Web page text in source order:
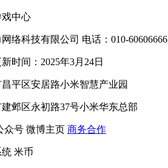
中心
络科技有限公司 电话：010-60606666
时间：2025年3月24日
平区安居路小米智慧产业园
邺区永初路37号小米华东总部
众号 微博主页 商务合作
统 米币